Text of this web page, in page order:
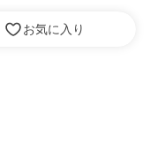
お気に入り